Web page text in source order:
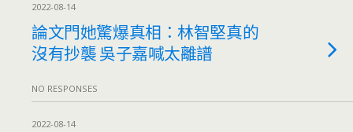
2022-08-14
論文門她驚爆真相：林智堅真的
沒有抄襲 吳子嘉喊太離譜
NO RESPONSES
2022-08-14